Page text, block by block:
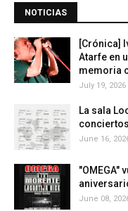
NOTICIAS
[Crónica]
Atarfe en
memoria
July 19, 2026
La sala
June 16,
"OMEGA"
June 08,